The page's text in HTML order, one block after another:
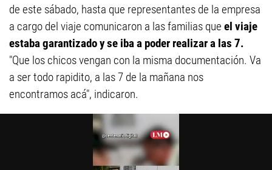
de este sábado, hasta que representantes de la empresa
a cargo del viaje comunicaron a las familias que el viaje
estaba garantizado y se iba a poder realizar a las 7.
"Que los chicos vengan con la misma documentación. Va
a ser todo rapidito, a las 7 de la mañana nos
encontramos acá", indicaron.